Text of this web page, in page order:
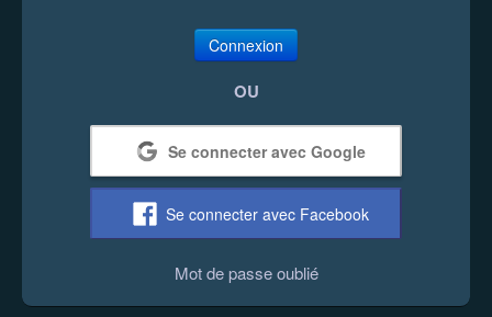
Connexion
OU
Se connecter avec Google
Se connecter avec Facebook
Mot de passe oublié